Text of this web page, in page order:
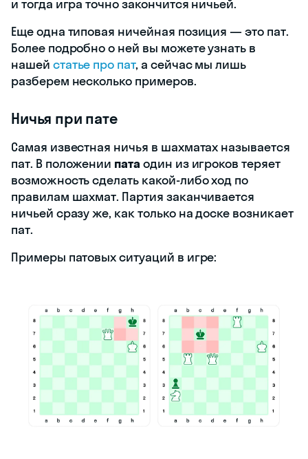
и тогда игра точно закончится ничьей.
Еще одна типовая ничейная позиция — это пат.
Более подробно о ней вы можете узнать в
нашей статье про пат, а сейчас мы лишь
разберем несколько примеров.
Ничья при пате
Самая известная ничья в шахматах называется
пат. В положении пата один из игроков теряет
возможность сделать какой-либо ход по
правилам шахмат. Партия заканчивается
ничьей сразу же, как только на доске возникает
пат.
Примеры патовых ситуаций в игре: